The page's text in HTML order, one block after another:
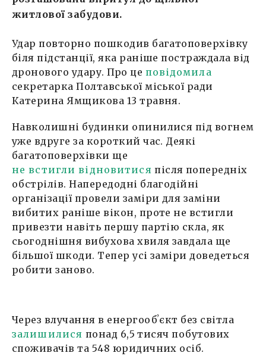
житлової забудови.
Удар повторно пошкодив багатоповерхівку
біля підстанції, яка раніше постраждала від
дронового удару. Про це повідомила
секретарка Полтавської міської ради
Катерина Ямщикова 13 травня.
Навколишні будинки опинилися під вогнем
уже вдруге за короткий час. Деякі
багатоповерхівки ще
не встигли відновитися після попередніх
обстрілів. Напередодні благодійні
організації провели заміри для заміни
вибитих раніше вікон, проте не встигли
привезти навіть першу партію скла, як
сьогоднішня вибухова хвиля завдала ще
більшої шкоди. Тепер усі заміри доведеться
робити заново.
Через влучання в енергообʼєкт без світла
залишилися понад 6,5 тисяч побутових
споживачів та 548 юридичних осіб.